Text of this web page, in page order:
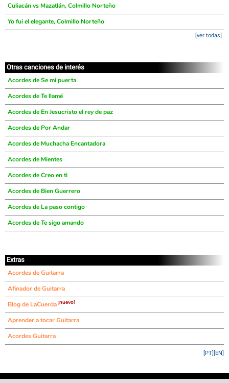
Culiacán vs Mazatlán, Colmillo Norteño
Yo fui el elegante, Colmillo Norteño
[ver todas]
Otras canciones de interés
Acordes de Se mi puerta
Acordes de Te llamé
Acordes de En Jesucristo el rey de paz
Acordes de Por Andar
Acordes de Muchacha Encantadora
Acordes de Mientes
Acordes de Creo en ti
Acordes de Bien Guerrero
Acordes de La paso contigo
Acordes de Te sigo amando
Extras
Acordes de Guitarra
Afinador de Guitarra
Blog de LaCuerda ¡nuevo!
Aprender a tocar Guitarra
Acordes Guitarra
[EN]
[PT]